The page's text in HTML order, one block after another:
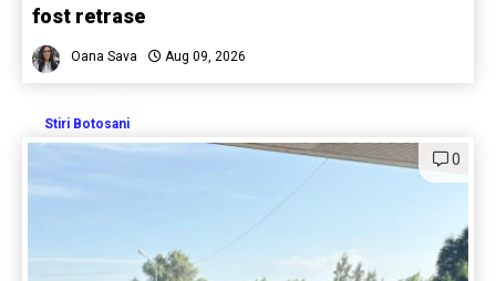
fost retrase
Oana Sava Aug 09, 2026
Stiri Botosani
0